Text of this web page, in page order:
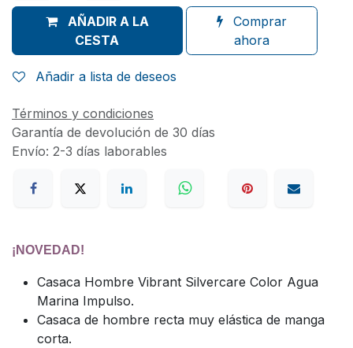
AÑADIR A LA
CESTA
Comprar
ahora
Añadir a lista de deseos
Términos y condiciones
Garantía de devolución de 30 días
Envío: 2-3 días laborables
¡NOVEDAD!
Casaca Hombre Vibrant Silvercare Color Agua
Marina Impulso.
Casaca de hombre recta muy elástica de manga
corta.